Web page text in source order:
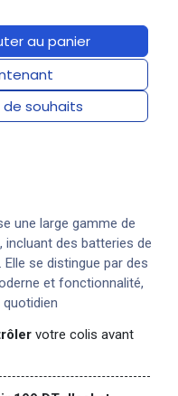
au panier
souhaits
une large gamme de
des batteries de
se distingue par des
et fonctionnalité,
votre colis avant